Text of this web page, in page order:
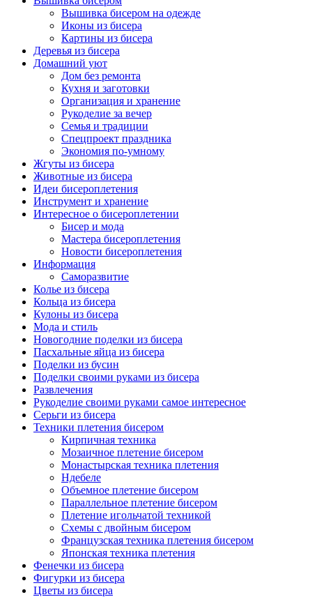
Вышивка бисером на одежде
Иконы из бисера
Картины из бисера
Деревья из бисера
Домашний уют
Дом без ремонта
Кухня и заготовки
Организация и хранение
Рукоделие за вечер
Семья и традиции
Спецпроект праздника
Экономия по-умному
Жгуты из бисера
Животные из бисера
Идеи бисероплетения
Инструмент и хранение
Интересное о бисероплетении
Бисер и мода
Мастера бисероплетения
Новости бисероплетения
Информация
Саморазвитие
Колье из бисера
Кольца из бисера
Кулоны из бисера
Мода и стиль
Новогодние поделки из бисера
Пасхальные яйца из бисера
Поделки из бусин
Поделки своими руками из бисера
Развлечения
Рукоделие своими руками самое интересное
Серьги из бисера
Техники плетения бисером
Кирпичная техника
Мозаичное плетение бисером
Монастырская техника плетения
Ндебеле
Объемное плетение бисером
Параллельное плетение бисером
Плетение игольчатой техникой
Схемы с двойным бисером
Французская техника плетения бисером
Японская техника плетения
Фенечки из бисера
Фигурки из бисера
Цветы из бисера